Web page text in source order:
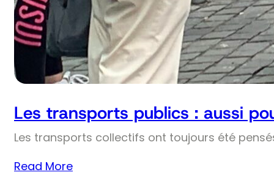
Les transports publics : aussi
Les transports collectifs ont toujours été
Read More